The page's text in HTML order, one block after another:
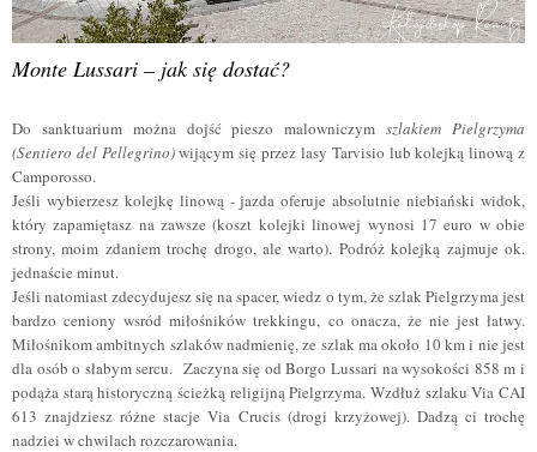
Monte Lussari – jak się dostać?
Do sanktuarium można dojść pieszo malowniczymszlakiem Pielgrzyma
(Sentiero del Pellegrino)wijącym się przez lasy Tarvisio lub kolejką linową z
Camporosso.
Jeśli wybierzesz kolejkę linową - jazda oferuje absolutnie niebiański widok,
który zapamiętasz na zawsze (koszt kolejki linowej wynosi 17 euro w obie
strony, moim zdaniem trochę drogo, ale warto). Podróż kolejką zajmuje ok.
jednaście minut.
Jeśli natomiast zdecydujesz się na spacer, wiedz o tym, że szlak Pielgrzyma jest
bardzo ceniony wsród miłośników trekkingu, co onacza, że nie jest łatwy.
Miłośnikom ambitnych szlaków nadmienię, ze szlak ma około 10 km i nie jest
dla osób o słabym sercu. Zaczyna się od Borgo Lussari na wysokości 858 m i
podąża starą historyczną ścieżką religijną Pielgrzyma. Wzdłuż szlaku Via CAI
613 znajdziesz różne stacje Via Crucis (drogi krzyżowej). Dadzą ci trochę
nadziei w chwilach rozczarowania.